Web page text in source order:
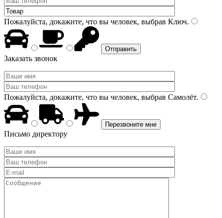
Пожалуйста, докажите, что вы человек, выбрав Ключ.
Заказать звонок
Пожалуйста, докажите, что вы человек, выбрав Самолёт.
Письмо директору